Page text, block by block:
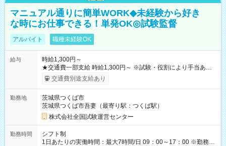
マニュアル通りに簡単WORK◆未経験から好き
な時にお仕事できる！単発OK◎試験監督
アルバイト 職種未経験OK
給与
時給1,300円～
★交通費一部支給 時給1,300円～ ※試験・役割により手当あり
※勤務回数により昇給あり 【即給（前払い）オプションあ
り！】 希望される場合、勤務から1週間ほどで給与の一部を受け
例】 ・河合塾模擬試験 8:30～17:30（休憩1時間） 時給1,300円
×8時間＝日収10,400円＋交通費 ※当日の役割により時給＋100
円の場合あり ・国家試験 7:00～13:30（休憩なし） 時給1,300
円（役割手当＋100円）×6時間＝日収8,400円＋交通費 【試用期
間】試用期間なし
交通費別途支給あり
勤務地
茨城県つくば市
茨城県つくば市吾妻（最寄り駅：つくば駅）
株式会社全国試験運営センター
勤務時間
シフト制
1日あたりの実働時間：最大7時間/日 09：00～17：00 ※勤務時